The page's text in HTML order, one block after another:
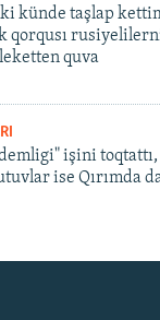
künde taşlap
qorqusı
quva
işini toqtattı,
ise Qırımda